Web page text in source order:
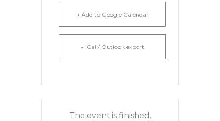
+ Add to Google Calendar
+ iCal / Outlook export
The event is finished.